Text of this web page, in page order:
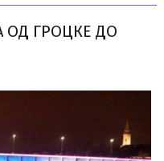
ОД ГРОЦКЕ ДО